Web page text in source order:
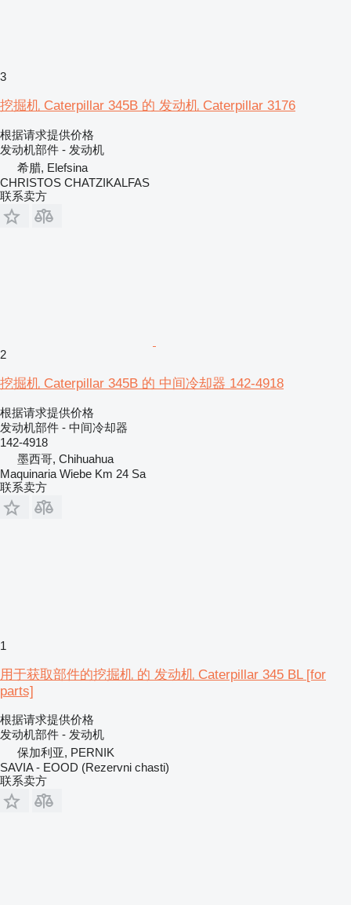
3
挖掘机 Caterpillar 345B 的 发动机 Caterpillar 3176
根据请求提供价格
发动机部件 - 发动机
希腊, Elefsina
CHRISTOS CHATZIKALFAS
联系卖方
2
挖掘机 Caterpillar 345B 的 中间冷却器 142-4918
根据请求提供价格
发动机部件 - 中间冷却器
142-4918
墨西哥, Chihuahua
Maquinaria Wiebe Km 24 Sa
联系卖方
1
用于获取部件的挖掘机 的 发动机 Caterpillar 345 BL [for
parts]
根据请求提供价格
发动机部件 - 发动机
保加利亚, PERNIK
SAVIA - EOOD (Rezervni chasti)
联系卖方